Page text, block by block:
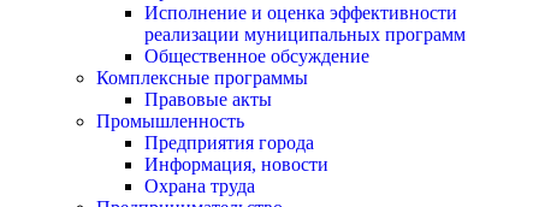
Исполнение и оценка эффективности
реализации муниципальных программ
Общественное обсуждение
Комплексные программы
Правовые акты
Промышленность
Предприятия города
Информация, новости
Охрана труда